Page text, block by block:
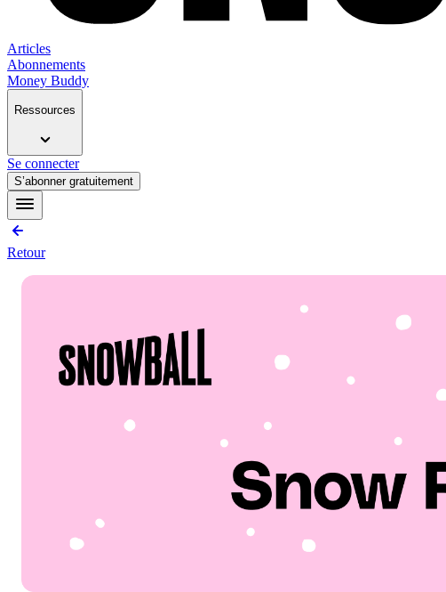
Articles
Abonnements
Money Buddy
Ressources
Se connecter
S’abonner gratuitement
Retour